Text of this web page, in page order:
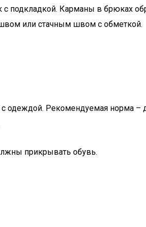
подкладкой. Карманы в брюках
или стачным швом с обметкой.
одеждой. Рекомендуемая норма –
прикрывать обувь.